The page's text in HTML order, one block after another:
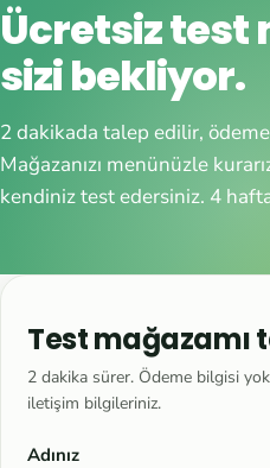
Ücretsiz test
sizi bekliyor.
2 dakikada talep edilir,
Mağazanızı menünüzle
kendiniz test edersiniz. 4
Test mağazamı
2 dakika sürer. Ödeme bilgisi
iletişim bilgileriniz.
Adınız